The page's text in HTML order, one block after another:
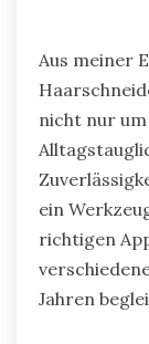
Aus meiner
nicht nur
ein
richtigen
Jahren